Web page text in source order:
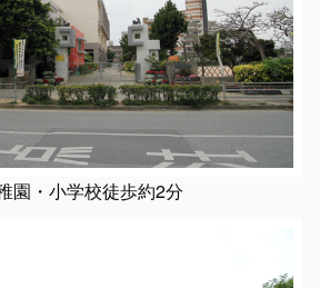
園・小学校徒歩約2分